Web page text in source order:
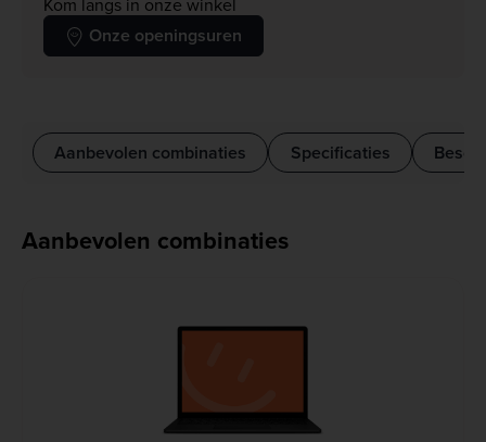
Onze openingsuren
Aanbevolen combinaties Specificaties
Aanbevolen combinaties